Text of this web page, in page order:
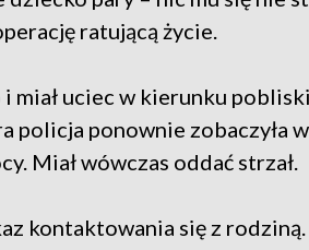
ratującą życie.
miał uciec w kierunku
policja ponownie zobaczyła
Miał wówczas oddać strzał.
kontaktowania się z rodziną.